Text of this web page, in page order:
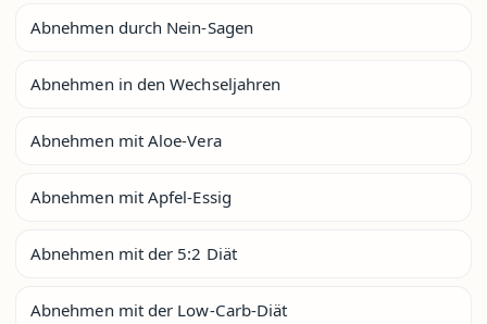
Abnehmen durch Nein-Sagen
Abnehmen in den Wechseljahren
Abnehmen mit Aloe-Vera
Abnehmen mit Apfel-Essig
Abnehmen mit der 5:2 Diät
Abnehmen mit der Low-Carb-Diät